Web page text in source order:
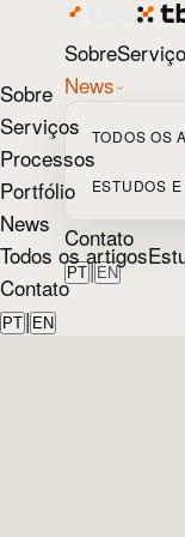
Sobre
News
TODOS OS
ESTUDOS
Contato
PT| EN
Sobre
Serviços
Processos
Portfólio
News
Todos os artigos
Contato
PT | EN